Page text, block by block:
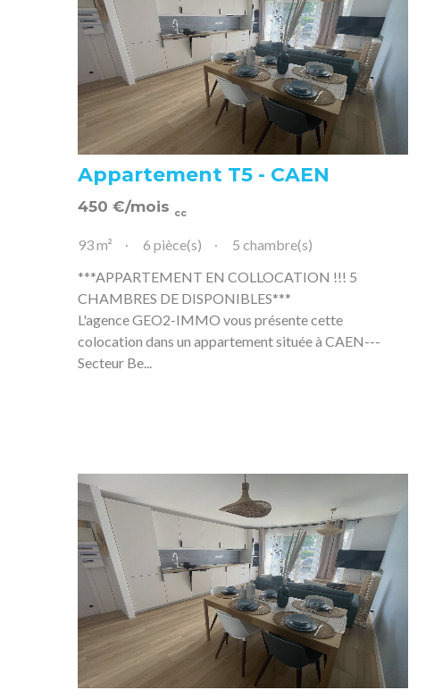
Appartement T5 - CAEN
450 €/mois cc
93 m² 6 pièce(s)
5 chambre(s)
***APPARTEMENT EN COLLOCATION !!! 5
CHAMBRES DE DISPONIBLES***
L'agence GEO2-IMMO vous présente cette
colocation dans un appartement située à CAEN---
Secteur Be...